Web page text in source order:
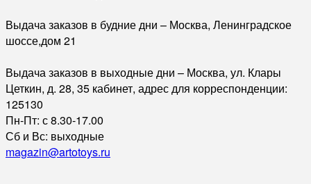
Выдача заказов в будние дни – Москва, Ленинградское
шоссе,дом 21
Выдача заказов в выходные дни – Москва, ул. Клары
Цеткин, д. 28, 35 кабинет, адрес для корреспонденции:
125130
Пн-Пт: с 8.30-17.00
Сб и Вс: выходные
magazin@artotoys.ru